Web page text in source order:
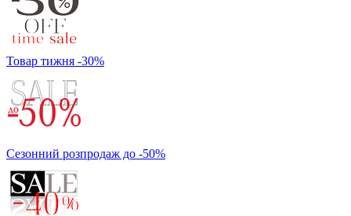
Товар тижня -30%
Сезонний розпродаж до -50%